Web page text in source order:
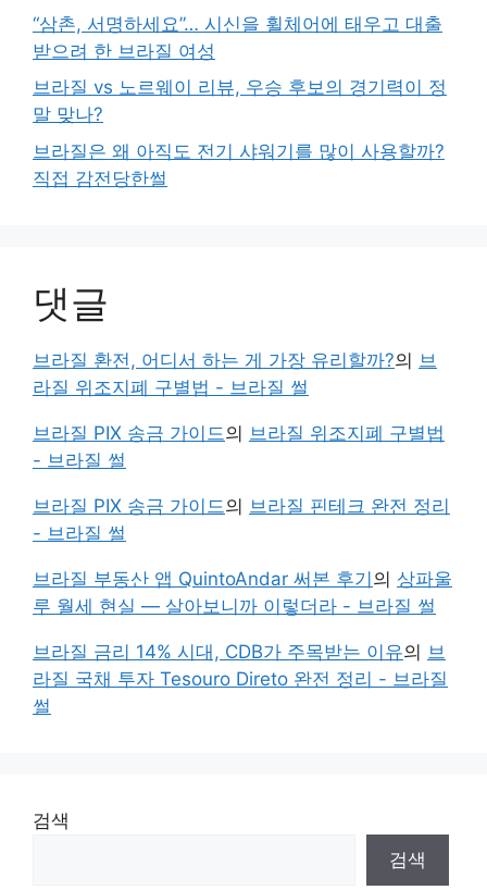
“삼촌, 서명하세요”… 시신을 휠체어에 태우고 대출
받으려 한 브라질 여성
브라질 vs 노르웨이 리뷰, 우승 후보의 경기력이 정
말 맞나?
브라질은 왜 아직도 전기 샤워기를 많이 사용할까?
직접 감전당한썰
댓글
브라질 환전, 어디서 하는 게 가장 유리할까?의 브
라질 위조지폐 구별법 - 브라질 썰
브라질 PIX 송금 가이드의 브라질 위조지폐 구별법
- 브라질 썰
브라질 PIX 송금 가이드의 브라질 핀테크 완전 정리
- 브라질 썰
브라질 부동산 앱 QuintoAndar 써본 후기의 상파울
루 월세 현실 — 살아보니까 이렇더라 - 브라질 썰
브라질 금리 14% 시대, CDB가 주목받는 이유의 브
라질 국채 투자 Tesouro Direto 완전 정리 - 브라질
썰
검색
검색